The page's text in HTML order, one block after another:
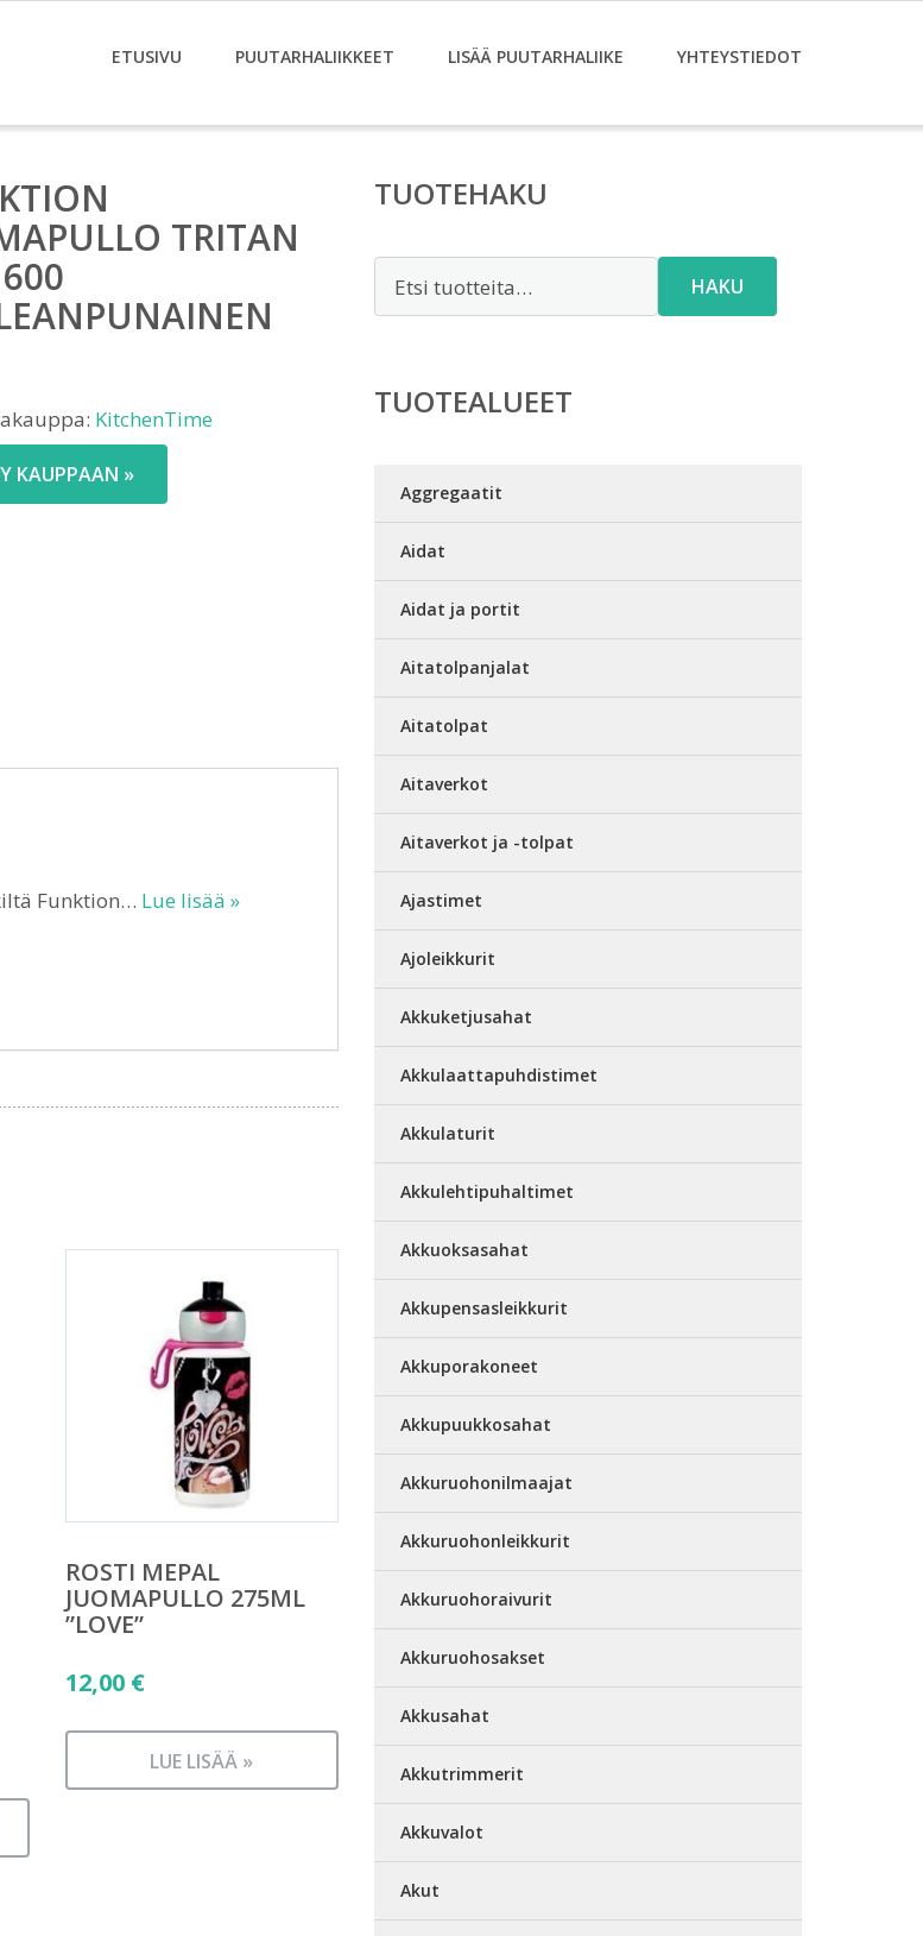
ETUSIVU PUUTARHALIIKKEET LISÄÄ PUUTARHALIIKE YHTEYSTIEDOT
TRITAN
KitchenTime
KAUPPAAN »
Funktion… Lue lisää »
ROSTI MEPAL
JUOMAPULLO 275ML
”LOVE”
12,00 €
LUE LISÄÄ »
TUOTEHAKU
HAKU
TUOTEALUEET
Aggregaatit
Aidat
Aidat ja portit
Aitatolpanjalat
Aitatolpat
Aitaverkot
Aitaverkot ja -tolpat
Ajastimet
Ajoleikkurit
Akkuketjusahat
Akkulaattapuhdistimet
Akkulaturit
Akkulehtipuhaltimet
Akkuoksasahat
Akkupensasleikkurit
Akkuporakoneet
Akkupuukkosahat
Akkuruohonilmaajat
Akkuruohonleikkurit
Akkuruohoraivurit
Akkuruohosakset
Akkusahat
Akkutrimmerit
Akkuvalot
Akut